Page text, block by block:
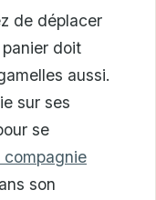
de déplacer
doit
aussi.
sur ses
se
compagnie
son